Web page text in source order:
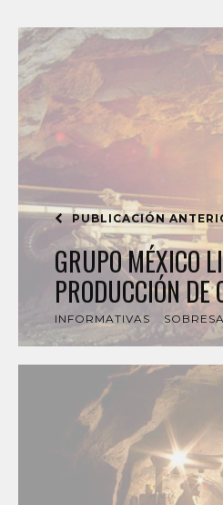
PUBLICACIÓN
GRUPO MÉXICO
PRODUCCIÓN DE
INFORMATIVAS